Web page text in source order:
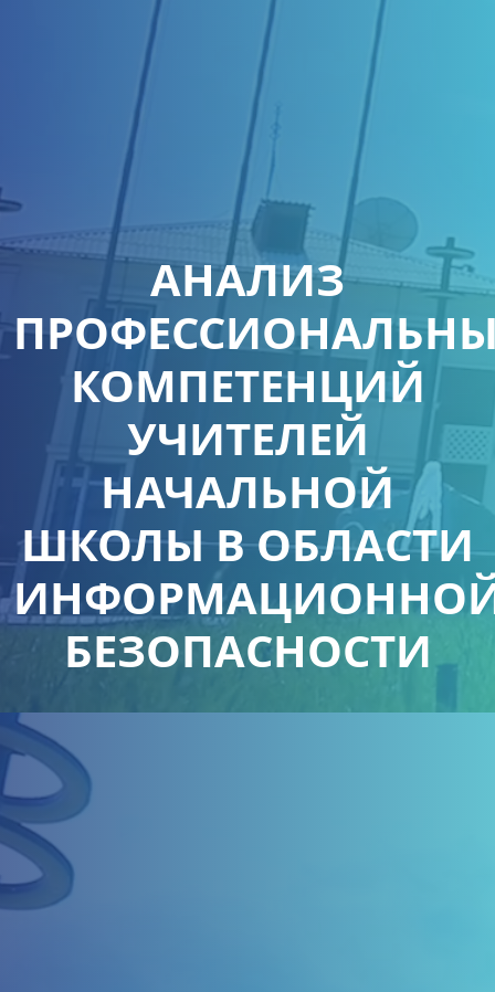
АНАЛИЗ
КОМПЕТЕНЦИЙ
УЧИТЕЛЕЙ
НАЧАЛЬНОЙ
ШКОЛЫ В ОБЛАСТИ
БЕЗОПАСНОСТИ